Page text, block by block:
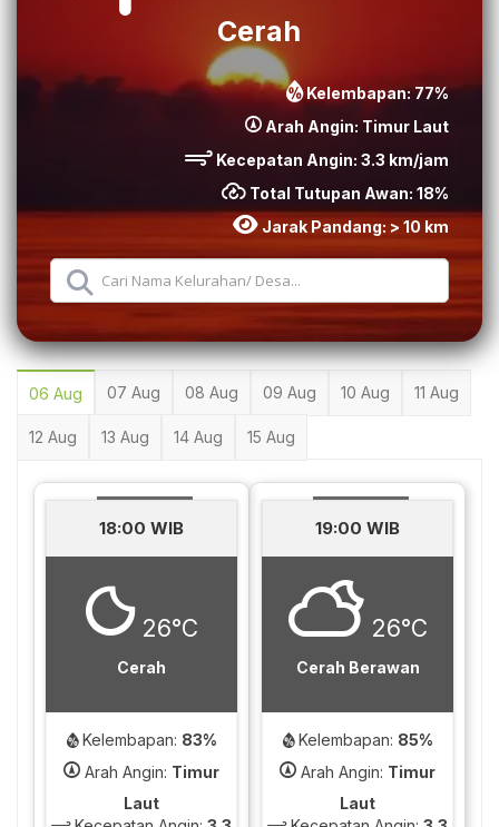
Cerah
Kelembapan:77%
Arah Angin: Timur Laut
Kecepatan Angin: 3.3 km/jam
Total Tutupan Awan: 18%
Jarak Pandang: > 10 km
06 Aug 07 Aug 08 Aug 09 Aug 10 Aug 11 Aug
12 Aug 13 Aug 14 Aug 15 Aug
18:00 WIB
26°C
Cerah
Kelembapan: 83%
Arah Angin: Timur
Laut
19:00 WIB
26°C
Cerah Berawan
Kelembapan: 85%
Arah Angin: Timur
Laut